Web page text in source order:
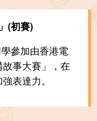
(初賽)
參加由香港電
事大賽」，在
表達力。